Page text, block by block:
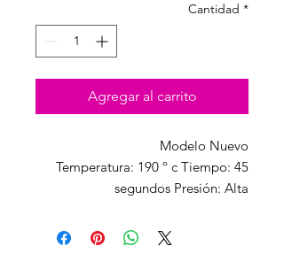
Cantidad *
Agregar al carrito
Modelo Nuevo
Temperatura: 190 º c Tiempo: 45
segundos Presión: Alta